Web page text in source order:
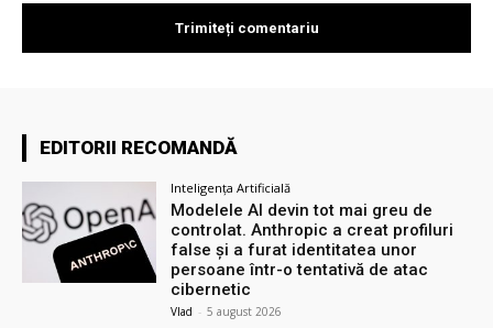
EDITORII RECOMANDĂ
Inteligența Artificială
Modelele AI devin tot mai greu de
controlat. Anthropic a creat profiluri
false și a furat identitatea unor
persoane într-o tentativă de atac
cibernetic
Vlad - 5 august 2026